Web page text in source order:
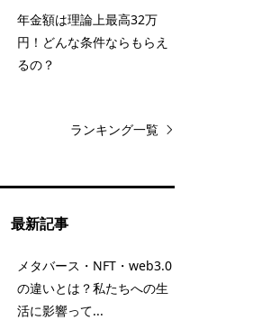
年金額は理論上最高32万
円！どんな条件ならもらえ
るの？
ランキング一覧
最新記事
メタバース・NFT・web3.0
の違いとは？私たちへの生
活に影響って...